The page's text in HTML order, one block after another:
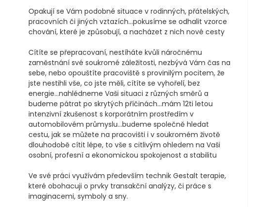
Opakují se Vám podobné situace v rodinných, přátelských,
pracovních či jiných vztazích...pokusíme se odhalit vzorce
chování, které je způsobují, a nacházet z nich nové cesty
Cítíte se přepracovaní, nestíháte kvůli náročnému
zaměstnání své soukromé záležitosti, nezbývá Vám čas na
sebe, nebo opouštíte pracoviště s provinilým pocitem, že
jste nestihli vše, co jste měli, cítíte se vyhořelí, bez
energie…nahlédneme Vaši situaci z různých směrů a
budeme pátrat po skrytých příčinách…mám 12ti letou
intenzivní zkušenost s korporátním prostředím v
automobilovém průmyslu…budeme společně hledat
cestu, jak se můžete na pracovišti i v soukromém životě
dlouhodobě cítit lépe, to vše s citlivým ohledem na Vaši
osobní, profesní a ekonomickou spokojenost a stabilitu
Ve své práci využívám především technik Gestalt terapie,
které obohacuji o prvky transakční analýzy, či práce s
imaginacemi, symboly a sny.